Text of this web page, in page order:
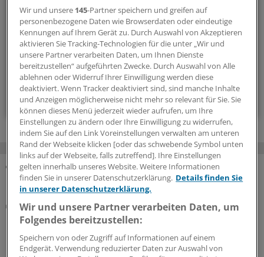
Geschehen in der Gesundheitspolitik. Mit Analysen,
Hintergründen und einem Blick auf Themen, die die Agenda
bestimmen.
14-tägig, donnerstags
Zum Abonnieren bitte anmelden
MEHR ZUM THEMA
Notfallversorgung
Neuer Bereitschaftsdienst in Nordrhein ist ein
Erfolgsmodell
In nur zwölf Stunden waren die 6.000 Fahrdienste
Wir und unsere 145-Partner speichern und greifen auf
personenbezogene Daten wie Browserdaten oder eindeutige
Kennungen auf Ihrem Gerät zu. Durch Auswahl von Akzeptieren
aktivieren Sie Tracking-Technologien für die unter „Wir und
unsere Partner verarbeiten Daten, um Ihnen Dienste
bereitzustellen“ aufgeführten Zwecke. Durch Auswahl von Alle
ablehnen oder Widerruf Ihrer Einwilligung werden diese
deaktiviert. Wenn Tracker deaktiviert sind, sind manche Inhalte
und Anzeigen möglicherweise nicht mehr so relevant für Sie. Sie
können dieses Menü jederzeit wieder aufrufen, um Ihre
Einstellungen zu ändern oder Ihre Einwilligung zu widerrufen,
indem Sie auf den Link Voreinstellungen verwalten am unteren
Rand der Webseite klicken [oder das schwebende Symbol unten
links auf der Webseite, falls zutreffend]. Ihre Einstellungen
gelten innerhalb unseres Website. Weitere Informationen
finden Sie in unserer Datenschutzerklärung. Details finden Sie
in unserer Datenschutzerklärung.
Wir und unsere Partner verarbeiten Daten, um
Folgendes bereitzustellen:
Speichern von oder Zugriff auf Informationen auf einem
Endgerät. Verwendung reduzierter Daten zur Auswahl von